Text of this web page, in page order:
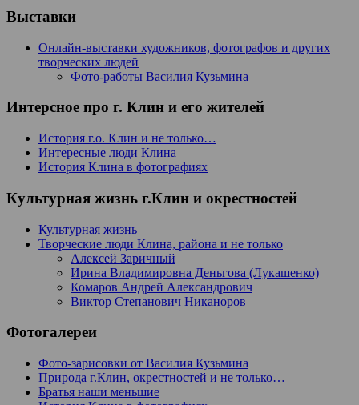
Выставки
Онлайн-выставки художников, фотографов и других
творческих людей
Фото-работы Василия Кузьмина
Интерсное про г. Клин и его жителей
История г.о. Клин и не только…
Интересные люди Клина
История Клина в фотографиях
Культурная жизнь г.Клин и окрестностей
Культурная жизнь
Творческие люди Клина, района и не только
Алексей Заричный
Ирина Владимировна Деньгова (Лукашенко)
Комаров Андрей Александрович
Виктор Степанович Никаноров
Фотогалереи
Фото-зарисовки от Василия Кузьмина
Природа г.Клин, окрестностей и не только…
Братья наши меньшие